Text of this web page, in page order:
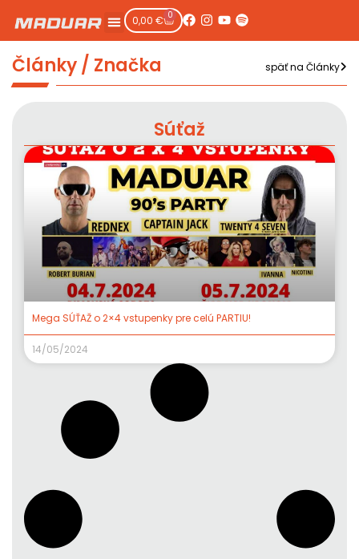
0,00 € 0
Články / Značka späť na Články
Súťaž
Mega SÚŤAŽ o 2×4 vstupenky pre celú PARTIU!
14/05/2024